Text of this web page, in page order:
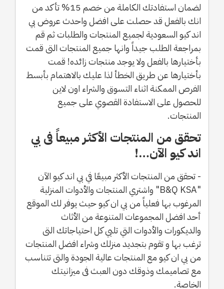
لضمان استفادتك الكاملة من خصم 15% تأكد من
انك بالفعل قد حصلت على افضل واحدث عروض بي
اند كيو السعودية لجميع المنتجات والطلبات ثم قم
بمراجعة الطلب جيداً وانها جميع المنتجات التى قمت
بأختيارها بالفعل ولا يوجد منتجات زائده! قمت
بأختيارها عن طريق الخطأ لذا عليك بالاهتمام بأبسط
الفرص الممكنة اثناء التسوق والشراء اون لاين
للحصول على الاستفادة القصوي على جميع
المنتجات.
تحقق من المنتجات الأكثـر مبيعاً فى بي
اند كيو الآن…!
- تحقق من المنتجات الأكثر مبيعًا في بي اند كيو الآن
"B&Q KSA" واشتري المنتجات والأدوات المنزلية
المرغوب بها فعلياً من بي ان كيو حيث يوفر لك الموقع
أحد افضل المجموعات المتنوعة من الأثاث
والديكورات والأدوات التي تلبي كل احتياجاتك التى
ترغب بها و تقوم بتجديد منزلك وشراء افضل المنتجات
من بي ان كيو مع المنتجات عالية الجودة والتى تتناسب
مع تصاميمك وذوقك دون العبث فى ميزانيتك
الخاصة.